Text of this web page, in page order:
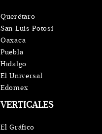
VERTICALES
El Gráfico
Querétaro
San Luis Potosí
Oaxaca
Puebla
Hidalgo
El Universal
Edomex